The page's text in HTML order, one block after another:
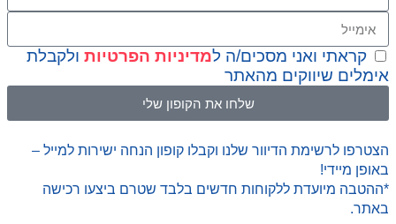
קראתי ואני מסכים/ה למדיניות הפרטיות ולקבלת
אימלים שיווקים מהאתר
שלחו את הקופון שלי
הצטרפו לרשימת הדיוור שלנו וקבלו קופון הנחה ישירות למייל –
באופן מיידי!
*ההטבה מיועדת ללקוחות חדשים בלבד שטרם ביצעו רכישה
באתר.